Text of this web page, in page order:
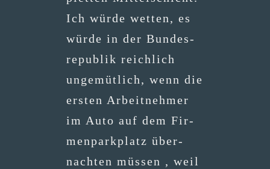
Ich wür­de wet­ten, es
wür­de in der Bun­des­
re­pu­blik reich­lich
unge­müt­lich, wenn die
ers­ten Arbeit­neh­mer
im Auto auf dem Fir­
men­park­platz über­
nach­ten müs­sen , weil